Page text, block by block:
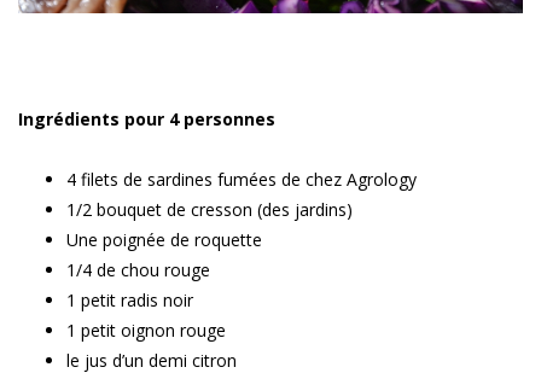
Ingrédients pour 4 personnes
4 filets de sardines fumées de chez Agrology
1/2 bouquet de cresson (des jardins)
Une poignée de roquette
1/4 de chou rouge
1 petit radis noir
1 petit oignon rouge
le jus d’un demi citron